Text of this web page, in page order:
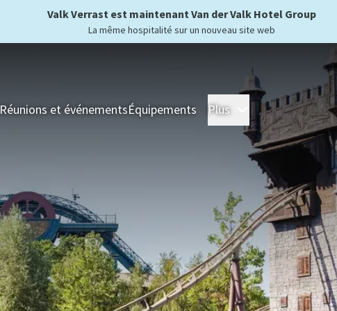
Valk Verrast est maintenant Van der Valk Hotel Group
La même hospitalité sur un nouveau site web
Réunions et événementsÉquipements Plus HôtelsSéjour